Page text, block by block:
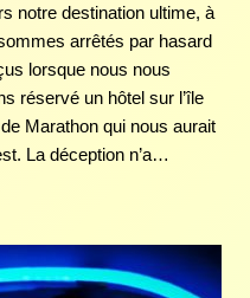
notre destination ultime, à
arrêtés par hasard
lorsque nous nous
réservé un hôtel sur l’île
Marathon qui nous aurait
La déception n’a…